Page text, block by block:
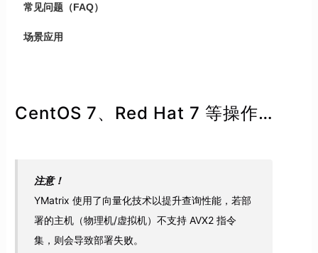
常见问题（FAQ）
场景应用
CentOS 7、Red Hat 7 等操作系统下部署集群
注意！
YMatrix 使用了向量化技术以提升查询性能，若部
署的主机（物理机/虚拟机）不支持 AVX2 指令
集，则会导致部署失败。